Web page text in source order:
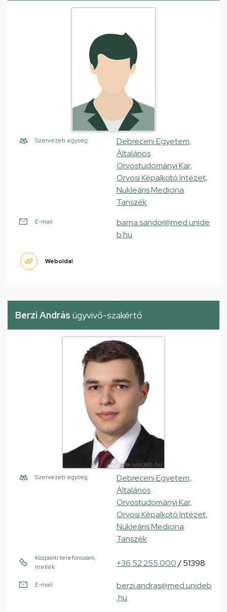
Szervezeti egység
Debreceni Egyetem,
Általános
Orvostudományi Kar,
Orvosi Képalkotó Intézet,
Nukleáris Medicina
Tanszék
E-mail
barna.sandor@med.unide
b.hu
Weboldal
Berzi András ügyvivő-szakértő
Szervezeti egység
Debreceni Egyetem,
Általános
Orvostudományi Kar,
Orvosi Képalkotó Intézet,
Nukleáris Medicina
Tanszék
Központi telefonszám,
mellék
+36 52 255 000/ 51398
E-mail
berzi.andras@med.unideb
.hu